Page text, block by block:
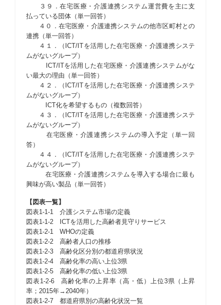
３９．在宅医療・介護連携システム運営費を主に支
払っている団体（単一回答）
４０．在宅医療・介護連携システムの他市区町村との
連携（単一回答）
４１．（ICT/ITを活用した在宅医療・介護連携システ
ムがないグループ）
ICT/ITを活用した在宅医療・介護連携システムがな
い最大の理由（単一回答）
４２．（ICT/ITを活用した在宅医療・介護連携システ
ムがないグループ）
ICT化を希望するもの（複数回答）
４３．（ICT/ITを活用した在宅医療・介護連携システ
ムがないグループ）
在宅医療・介護連携システムの導入予定（単一回
答）
４４．（ICT/ITを活用した在宅医療・介護連携システ
ムがないグループ）
在宅医療・介護連携システムを導入する場合に最も
興味が高い製品（単一回答）
【図表一覧】
図表1-1-1 介護システム市場の定義
図表1-1-2 ICTを活用した高齢者見守りサービス
図表1-2-1 WHOの定義
図表1-2-2 高齢者人口の推移
図表1-2-3 高齢化区分別の都道府県状況
図表1-2-4 高齢化率の高い上位3県
図表1-2-5 高齢化率の低い上位3県
図表1-2-6 高齢化率の上昇率（高・低）上位3県（上昇
率；2015年→2040年）
図表1-2-7 都道府県別の高齢化状況一覧